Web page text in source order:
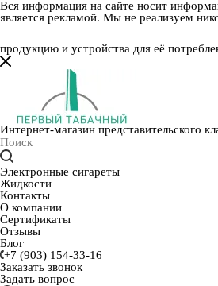
Вся информация на сайте носит
является рекламой. Мы не реализуем
продукцию и устройства для её
Интернет-магазин представительского
Электронные сигареты
Жидкости
Контакты
О компании
Сертификаты
Отзывы
Блог
+7 (903) 154-33-16
Заказать звонок
Задать вопрос